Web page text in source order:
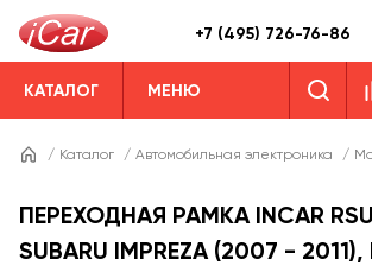
+7 (495) 726-76-86
КАТАЛОГ МЕНЮ
/ Каталог / Автомобильная электроника /
ПЕРЕХОДНАЯ РАМКА INCAR
SUBARU IMPREZA (2007 - 2011),